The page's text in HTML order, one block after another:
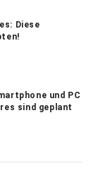
Diese
und PC
sind geplant